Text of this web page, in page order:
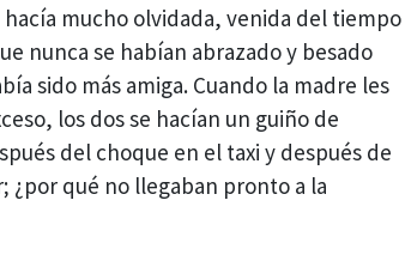
mucho olvidada, venida del tiempo
nunca se habían abrazado y besado
sido más amiga. Cuando la madre les
los dos se hacían un guiño de
del choque en el taxi y después de
¿por qué no llegaban pronto a la